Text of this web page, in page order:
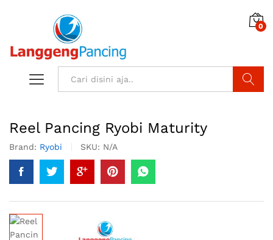
0
Reel Pancing Ryobi Maturity
Brand: Ryobi SKU: N/A